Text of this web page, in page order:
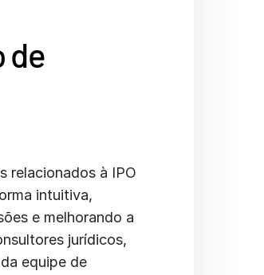
de
relacionados à IPO
intuitiva,
e melhorando a
jurídicos,
equipe de